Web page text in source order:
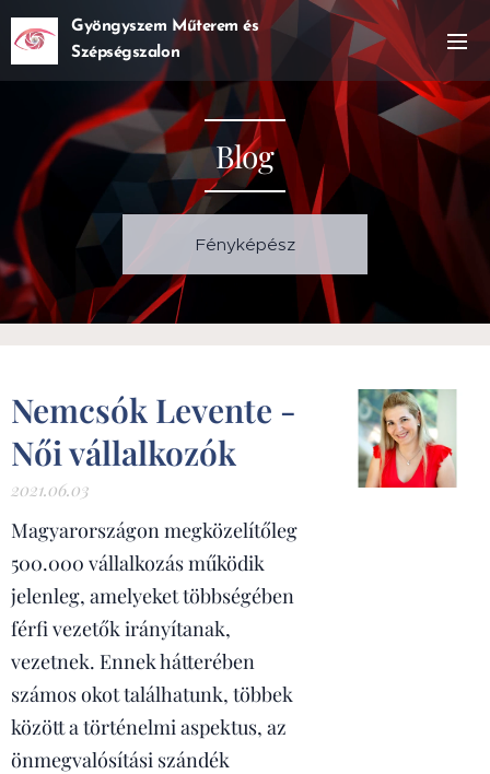
Gyöngyszem Műterem és
Szépségszalon
Blog
Fényképész
Nemcsók Levente -
Női vállalkozók
2021.06.03
Magyarországon megközelítőleg
500.000 vállalkozás működik
jelenleg, amelyeket többségében
férfi vezetők irányítanak,
vezetnek. Ennek hátterében
számos okot találhatunk, többek
között a történelmi aspektus, az
önmegvalósítási szándék